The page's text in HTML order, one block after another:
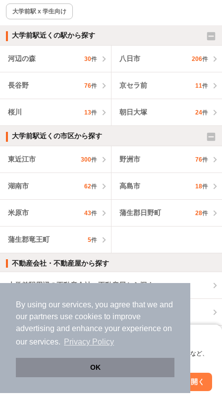
By using our services, you agree that we and
our partners use cookies to improve
advertising and enhance your experience on
our services.
Privacy Policy
OK
アプリに切り替えて、サクサクお部屋探し
会員登録なしですぐ使える。マップ検索やお気に入り保存など、
アプリを開く
大学前駅 x 学生向け
大学前駅近くの駅から探す
河辺の森 30件 八日市 206件
長谷野 76件 京セラ前 11件
桜川 13件 朝日大塚 24件
大学前駅近くの市区から探す
東近江市 300件 野洲市 76件
湖南市 62件 高島市 18件
米原市 43件 蒲生郡日野町 28件
蒲生郡竜王町 5件
不動産会社・不動産屋から探す
大学前駅周辺の不動産会社・不動産屋から探す
東近江市の不動産会社・不動産屋から探す
滋賀県の不動産会社・不動産屋から探す
絞り込み条件を変更